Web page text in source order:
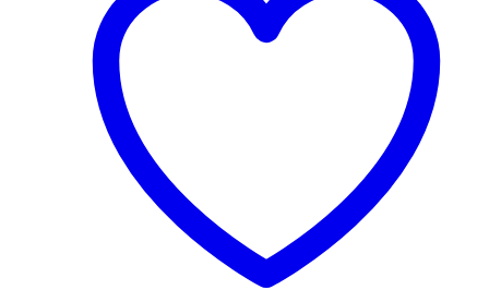
multiple
variants.
options